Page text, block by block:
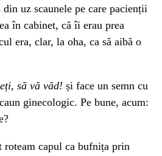
uz scaunele pe care pacienții
în cabinet, că îi erau prea
era, clar, la oha, ca să aibă o
să vă văd! și face un semn cu
ginecologic. Pe bune, acum:
roteam capul ca bufnița prin